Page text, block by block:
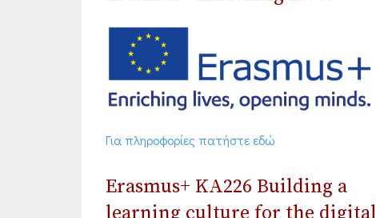
Για πληροφορίες πατήστε εδώ
Erasmus+ ΚΑ226 Building a
learning culture for the digital